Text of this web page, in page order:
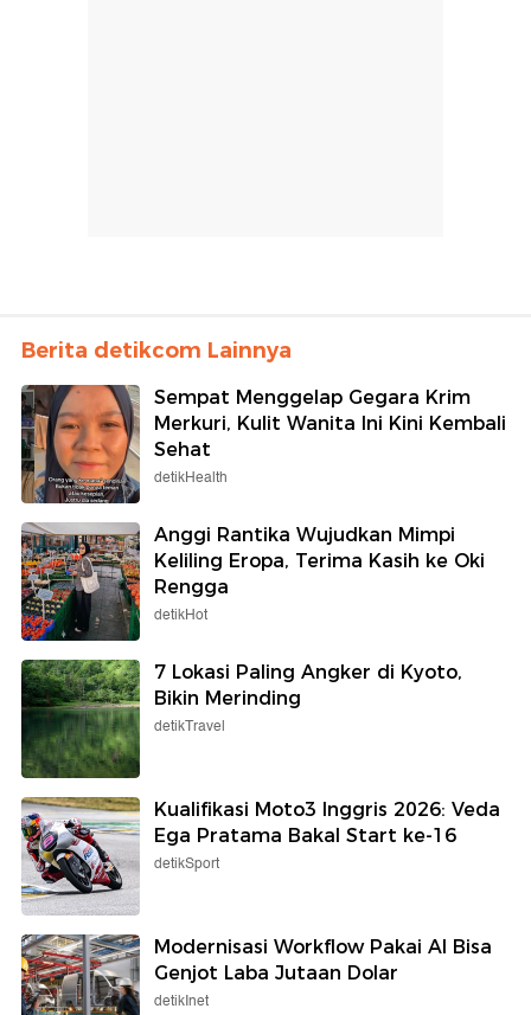
Berita detikcom Lainnya
Sempat Menggelap Gegara Krim
Merkuri, Kulit Wanita Ini Kini Kembali
Sehat
detikHealth
Anggi Rantika Wujudkan Mimpi
Keliling Eropa, Terima Kasih ke Oki
Rengga
detikHot
7 Lokasi Paling Angker di Kyoto,
Bikin Merinding
detikTravel
Kualifikasi Moto3 Inggris 2026: Veda
Ega Pratama Bakal Start ke-16
detikSport
Modernisasi Workflow Pakai AI Bisa
Genjot Laba Jutaan Dolar
detikInet